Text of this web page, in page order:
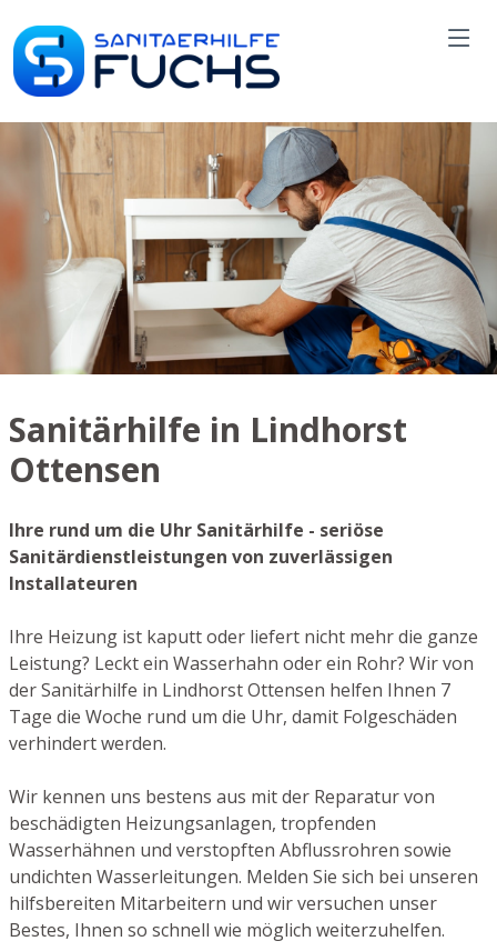
Sanitärhilfe in Lindhorst
Ottensen
Ihre rund um die Uhr Sanitärhilfe - seriöse
Sanitärdienstleistungen von zuverlässigen
Installateuren
Ihre Heizung ist kaputt oder liefert nicht mehr die ganze
Leistung? Leckt ein Wasserhahn oder ein Rohr? Wir von
der Sanitärhilfe in Lindhorst Ottensen helfen Ihnen 7
Tage die Woche rund um die Uhr, damit Folgeschäden
verhindert werden.
Wir kennen uns bestens aus mit der Reparatur von
beschädigten Heizungsanlagen, tropfenden
Wasserhähnen und verstopften Abflussrohren sowie
undichten Wasserleitungen. Melden Sie sich bei unseren
hilfsbereiten Mitarbeitern und wir versuchen unser
Bestes, Ihnen so schnell wie möglich weiterzuhelfen.